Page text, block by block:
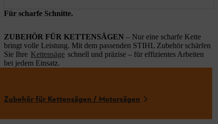
Für scharfe Schnitte.
ZUBEHÖR FÜR KETTENSÄGEN – Nur eine scharfe Kette
bringt volle Leistung. Mit dem passenden STIHL Zubehör schärfen
Sie Ihre Kettensäge schnell und präzise – für effizientes Arbeiten
bei jedem Einsatz.
Zubehör für Kettensägen / Motorsägen